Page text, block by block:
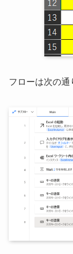
フローは次の通